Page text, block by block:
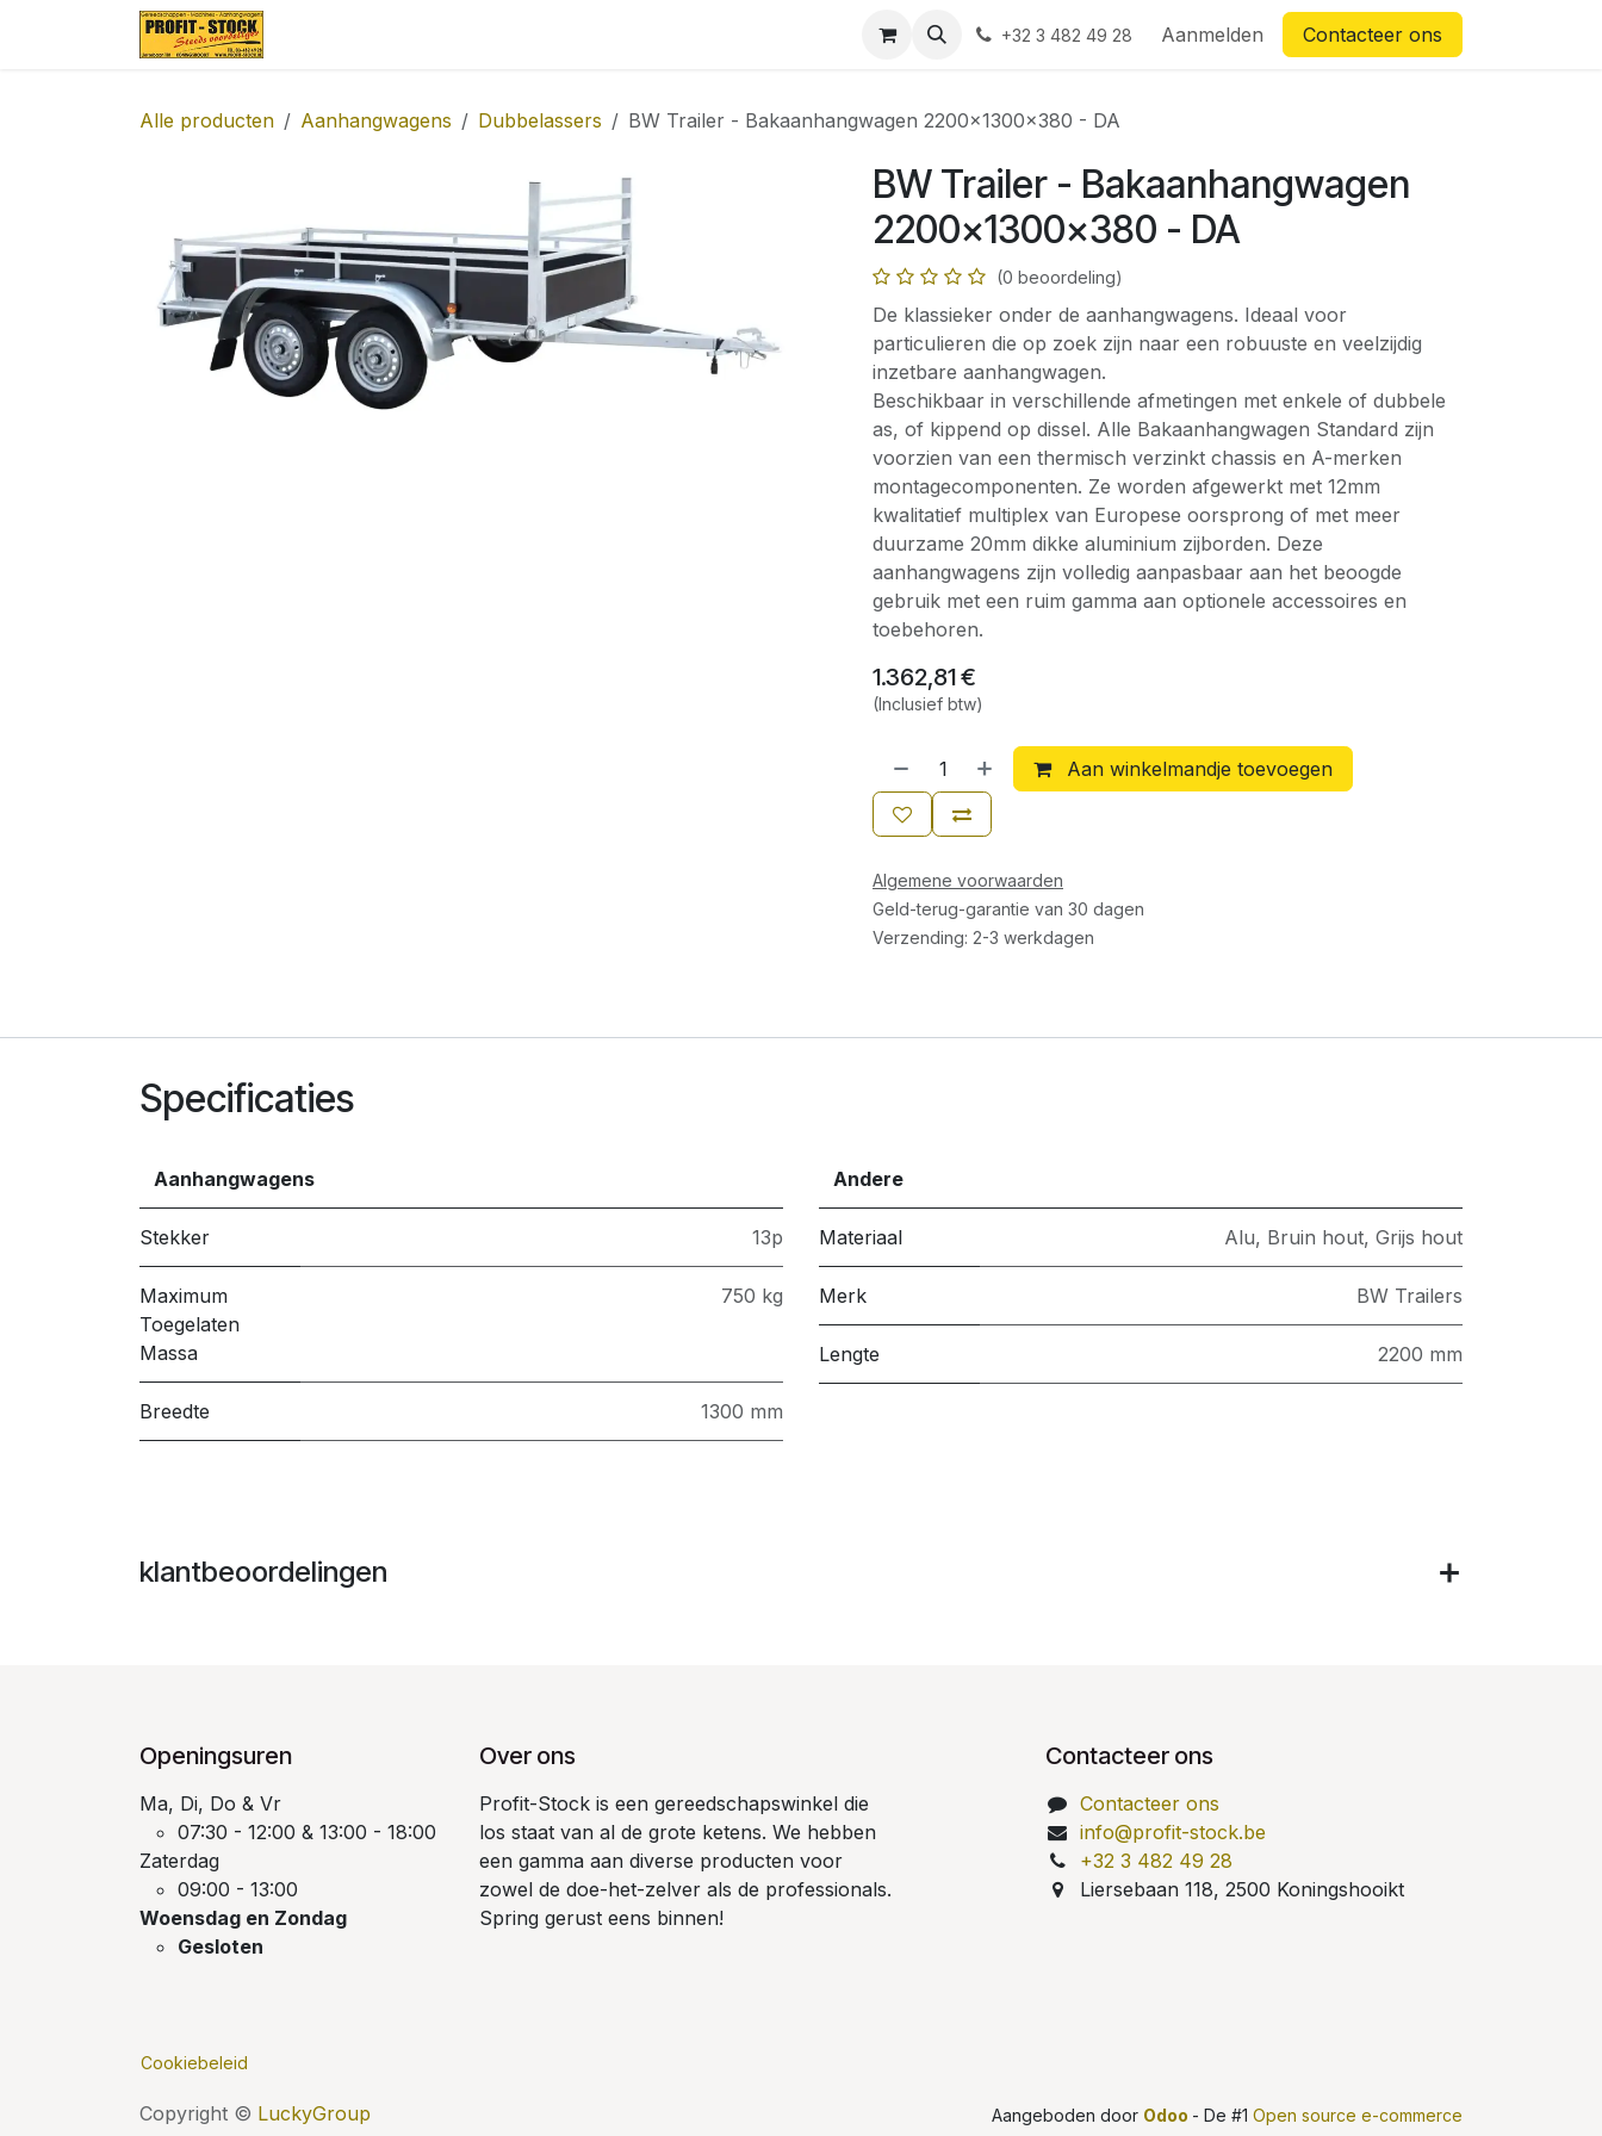
Overslaan naar inhoud
+32 3 482 49 28 Aanmelden Contacteer ons
Alle producten Aanhangwagens Dubbelassers BW Trailer - Bakaanhangwagen 2200x1300x380 - DA
BW Trailer - Bakaanhangwagen
2200x1300x380 - DA
(0 beoordeling)
De klassieker onder de aanhangwagens. Ideaal voor
particulieren die op zoek zijn naar een robuuste en veelzijdig
inzetbare aanhangwagen.
Beschikbaar in verschillende afmetingen met enkele of dubbele
as, of kippend op dissel. Alle Bakaanhangwagen Standard zijn
voorzien van een thermisch verzinkt chassis en A-merken
montagecomponenten. Ze worden afgewerkt met 12mm
kwalitatief multiplex van Europese oorsprong of met meer
duurzame 20mm dikke aluminium zijborden. Deze
aanhangwagens zijn volledig aanpasbaar aan het beoogde
gebruik met een ruim gamma aan optionele accessoires en
toebehoren.
1.362,81€
(Inclusief btw)
Aan winkelmandje toevoegen
Algemene voorwaarden
Geld-terug-garantie van 30 dagen
Verzending: 2-3 werkdagen
Specificaties
Aanhangwagens
Stekker 13p
Maximum
Toegelaten
Massa
750 kg
Breedte 1300 mm
Andere
Materiaal Alu, Bruin hout, Grijs hout
Merk BW Trailers
Lengte 2200 mm
klantbeoordelingen
Openingsuren
Ma, Di, Do & Vr
07:30 - 12:00 & 13:00 - 18:00
Zaterdag
09:00 - 13:00
Woensdag en Zondag
Gesloten
Over ons
Profit-Stock is een gereedschapswinkel die
los staat van al de grote ketens. We hebben
een gamma aan diverse producten voor
zowel de doe-het-zelver als de professionals.
Spring gerust eens binnen!
Contacteer ons
Contacteer ons
info@profit-stock.be
+32 3 482 49 28
Liersebaan 118, 2500 Koningshooikt
Cookiebeleid
Copyright © LuckyGroup Aangeboden door Odoo - De #1 Open source e-commerce